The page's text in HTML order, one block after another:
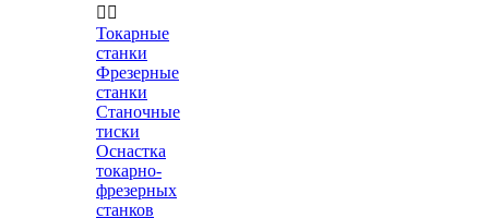
 
Токарные
станки
Фрезерные
станки
Станочные
тиски
Оснастка
токарно-
фрезерных
станков